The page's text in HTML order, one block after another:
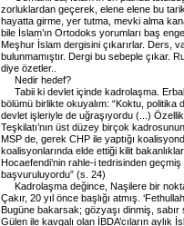
zorluklardan geçerek, elene elene bu
hayatta girme, yer tutma, mevki alma
bile İslam’ın Ortodoks yorumları baş
Meşhur İslam dergisini çıkarırlar. Ders,
bulunmamıştır. Dergi bu sebeple çıkar.
diye özetler..
Nedir hedef?
Tabii ki devlet içinde kadrolaşma.
bölümü birlikte okuyalım: “Koktu, politika
devlet işleriyle de uğraşıyordu (...)
Teşkilatı’nın üst düzey birçok
MSP de, gerek CHP ile yaptığı
koalisyonlarında elde ettiği kilit
Hocaefendi’nin rahle-i tedrisinden
başvuruluyordu” (s. 24)
Kadrolaşma değince, Naşilere bir
Çakır, 20 yıl önce başlığı atmış.
Bugüne bakarsak; gözyaşı dinmiş,
Gülen ile kavgalı olan İBDA’cıların aylık